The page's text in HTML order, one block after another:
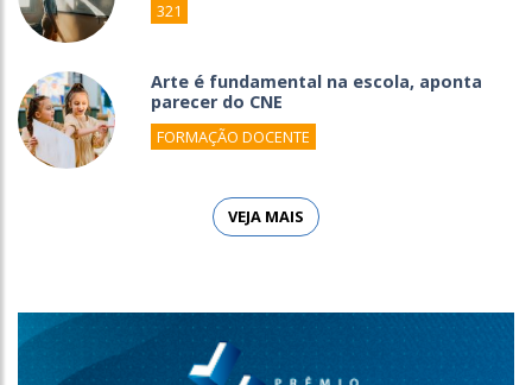
321
Arte é fundamental na escola, aponta
parecer do CNE
FORMAÇÃO DOCENTE
VEJA MAIS